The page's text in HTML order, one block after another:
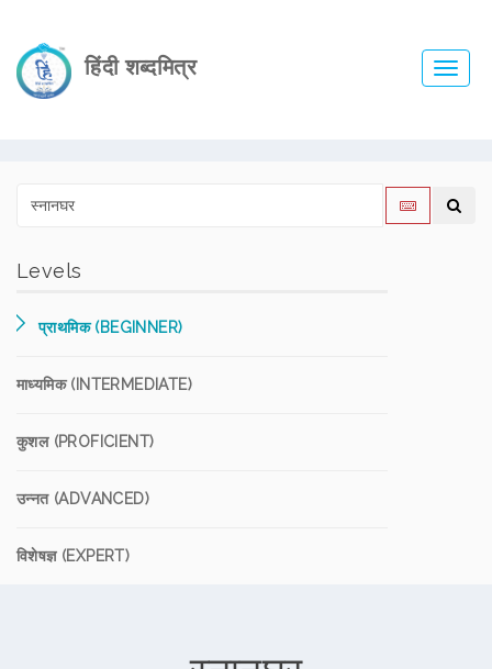
हिंदी शब्दमित्र
Levels
प्राथमिक (BEGINNER)
माध्यमिक (INTERMEDIATE)
कुशल (PROFICIENT)
उन्नत (ADVANCED)
विशेषज्ञ (EXPERT)